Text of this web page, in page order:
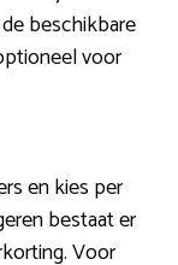
beschikbare
voor
en kies per
bestaat er
Voor